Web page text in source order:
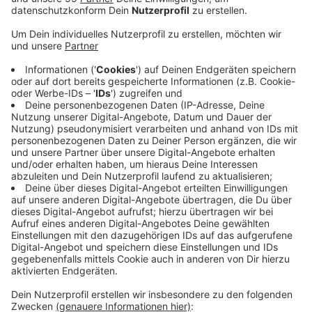
Anzeige
Auch aus dem Kreis Mettmann dürfte es demnächst
wieder viele Menschen zu einem der großen
Weihnachtmärkte in der Nachbarstadt Düsseldorf
ziehen. Die Polizei rechnet dort mit einem großen
Besucherandrang und will verstärkt Präsenz zeigen. Es
soll sowohl Streifen zu Fuß als auch stationäre
Präsenzpunkte geben. Dabei soll es eine
Zusammenarbeit zwischen deutschen und
niederländischen Polizeikräften geben. Sie sollen
Besucherinnen und Besucher gezielt auf richtige
Verhaltensweisen zur Verhinderung von Diebstählen
ansprechen. Auch Zivilfahnder sollen im Einsatz sein,